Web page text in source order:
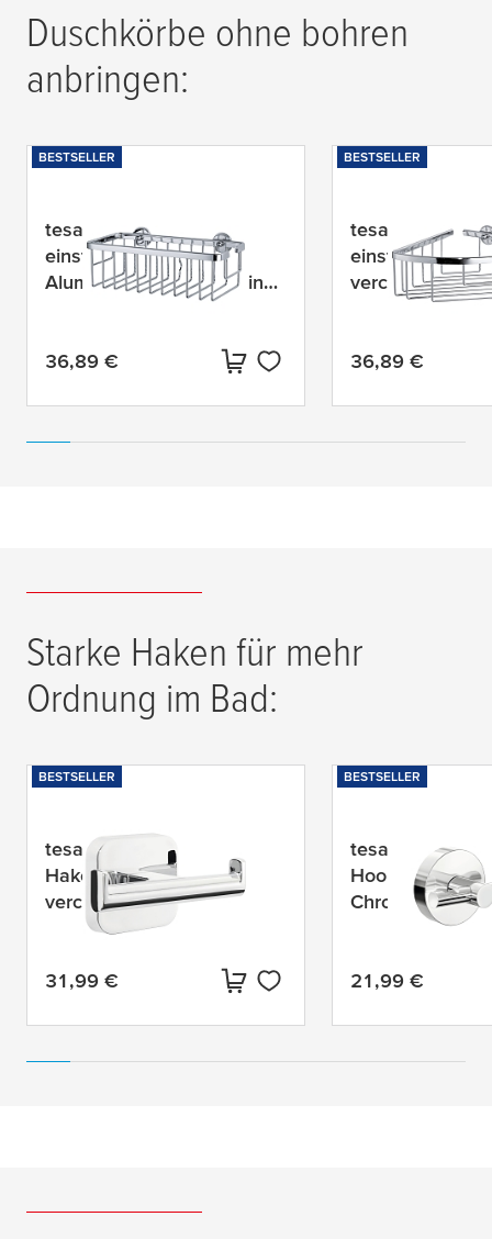
Duschkörbe ohne bohren
anbringen:
BESTSELLER
tesa ® Aluxx Duschkorb
einstöckig, extra tief,
Aluminium, verchromt, inkl.
Aktueller Preis:
36,89 €
BESTSELLER
tesa ® Aluxx
einstöckig,
verchromt, inkl.
Klebelösung
Aktueller Preis:
36,89 €
Starke Haken für mehr
Ordnung im Bad:
BESTSELLER
tesa® Elegaant Design-
Haken doppelt, Metall,
verchromt, inkl.
Klebelösung
Aktueller Preis:
31,99 €
BESTSELLER
tesa ® SMOOZ
Hook, Self-
Chromed Metal
Aktueller Preis:
21,99 €